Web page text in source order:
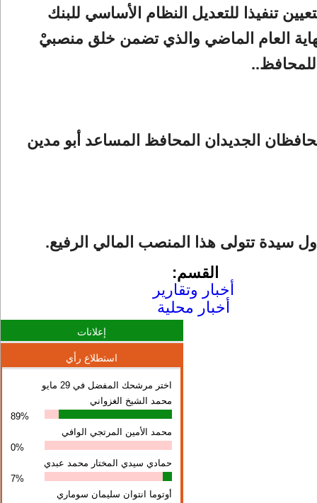
تنفيذا للتعديل النظام الأساسي للبنك
العام الماضي والذي تضمن خلق منصبيْ
الجديدان المحافظ المساعد أبو مدين
أول سيدة تتولى هذا المنصب المالي الرفيع.
القسم:
أخبار وتقارير
أخبار محلية
إعلانات
استطلاع رأي
اختر مرشحك المفضل في 29 مايو
محمد الشيخ الغزواني
89%
محمد الأمين المرتجي الوافي
0%
حمادي سيدي المختار محمد عبدي
7%
أوتوما انتوان سلیمان سوماري